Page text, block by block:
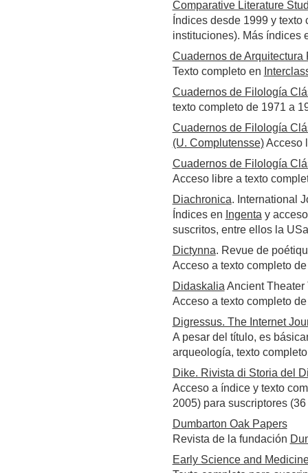
Comparative Literature
Índices desde 1999 y
instituciones). Más índices
Cuadernos de Arquitectura
Texto completo en
Cuadernos de Filología
texto completo de 1971 a
Cuadernos de Filología
(U. Complutensse)Acceso
Cuadernos de Filología
Acceso libre a texto
Diachronica. International
Índices en Ingenta y
suscritos, entre ellos la
Dictynna. Revue de
Acceso a texto completo
Didaskalia Ancient Theater
Acceso a texto completo
Digressus. The Internet
A pesar del título, es
arqueología, texto
Dike. Rivista di Storia del
Acceso a índice y texto
2005) para suscriptores
Dumbarton Oak Papers
Revista de la fundación
Early Science and